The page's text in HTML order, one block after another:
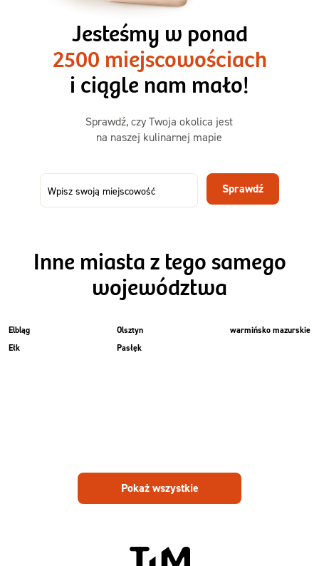
1500kcal - 2250kcal
3 sycące posiłki o większej objętości. Mniej dań,
ta sama wygoda!
50,31 zł
73,99
-32%
Menu
Jesteśmy w ponad
2500 miejscowościach
i ciągle nam mało!
Sprawdź, czy Twoja okolica jest
na naszej kulinarnej mapie
Sprawdź
Inne miasta z tego samego
województwa
Elbląg
Ełk
Olsztyn
Pasłęk
warmińsko mazurskie
Pokaż wszystkie